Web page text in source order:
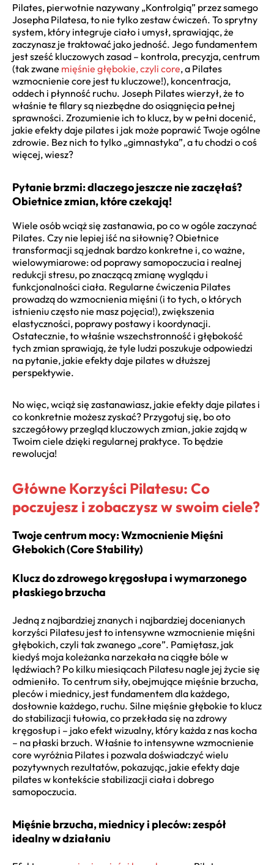
Pilates, pierwotnie nazywany „Kontrolgią” przez samego
Josepha Pilatesa, to nie tylko zestaw ćwiczeń. To sprytny
system, który integruje ciało i umysł, sprawiając, że
zaczynasz je traktować jako jedność. Jego fundamentem
jest sześć kluczowych zasad – kontrola, precyzja, centrum
(tak zwane mięśnie głębokie, czyli core, a Pilates
wzmocnienie core jest tu kluczowe!), koncentracja,
oddech i płynność ruchu. Joseph Pilates wierzył, że to
właśnie te filary są niezbędne do osiągnięcia pełnej
sprawności. Zrozumienie ich to klucz, by w pełni docenić,
jakie efekty daje pilates i jak może poprawić Twoje ogólne
zdrowie. Bez nich to tylko „gimnastyka”, a tu chodzi o coś
więcej, wiesz?
Pytanie brzmi: dlaczego jeszcze nie zaczęłaś?
Obietnice zmian, które czekają!
Wiele osób wciąż się zastanawia, po co w ogóle zaczynać
Pilates. Czy nie lepiej iść na siłownię? Obietnice
transformacji są jednak bardzo konkretne i, co ważne,
wielowymiarowe: od poprawy samopoczucia i realnej
redukcji stresu, po znaczącą zmianę wyglądu i
funkcjonalności ciała. Regularne ćwiczenia Pilates
prowadzą do wzmocnienia mięśni (i to tych, o których
istnieniu często nie masz pojęcia!), zwiększenia
elastyczności, poprawy postawy i koordynacji.
Ostatecznie, to właśnie wszechstronność i głębokość
tych zmian sprawiają, że tyle ludzi poszukuje odpowiedzi
na pytanie, jakie efekty daje pilates w dłuższej
perspektywie.
No więc, wciąż się zastanawiasz, jakie efekty daje pilates i
co konkretnie możesz zyskać? Przygotuj się, bo oto
szczegółowy przegląd kluczowych zmian, jakie zajdą w
Twoim ciele dzięki regularnej praktyce. To będzie
rewolucja!
Główne Korzyści Pilatesu: Co
poczujesz i zobaczysz w swoim ciele?
Twoje centrum mocy: Wzmocnienie Mięśni
Głebokich (Core Stability)
Klucz do zdrowego kręgosłupa i wymarzonego
płaskiego brzucha
Jedną z najbardziej znanych i najbardziej docenianych
korzyści Pilatesu jest to intensywne wzmocnienie mięśni
głębokich, czyli tak zwanego „core”. Pamiętasz, jak
kiedyś moja koleżanka narzekała na ciągłe bóle w
lędźwiach? Po kilku miesiącach Pilatesu nagle jej życie się
odmieniło. To centrum siły, obejmujące mięśnie brzucha,
pleców i miednicy, jest fundamentem dla każdego,
dosłownie każdego, ruchu. Silne mięśnie głębokie to klucz
do stabilizacji tułowia, co przekłada się na zdrowy
kręgosłup i – jako efekt wizualny, który każda z nas kocha
– na płaski brzuch. Właśnie to intensywne wzmocnienie
core wyróżnia Pilates i pozwala doświadczyć wielu
pozytywnych rezultatów, pokazując, jakie efekty daje
pilates w kontekście stabilizacji ciała i dobrego
samopoczucia.
Mięśnie brzucha, miednicy i pleców: zespół
idealny w działaniu